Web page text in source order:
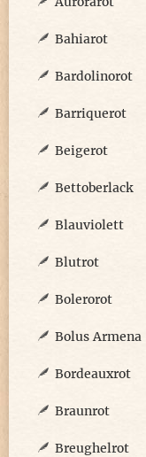
Bahiarot
Bardolinorot
Barriquerot
Beigerot
Bettoberlack
Blauviolett
Blutrot
Bolerorot
Bolus Armena
Bordeauxrot
Braunrot
Breughelrot